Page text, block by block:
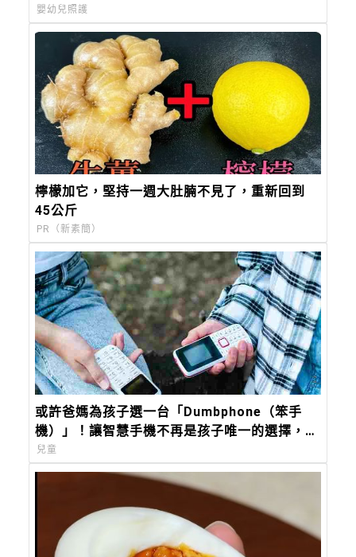
嬰幼兒照護
檸檬加它，堅持一週大肚腩不見了，重新回到
45公斤
PR（新素簡）
或許爸媽為孩子選一台「Dumbphone（笨手
機）」！讓智慧手機不再是孩子唯一的選擇，而
是在對的時機成為最理想的選擇
兒童